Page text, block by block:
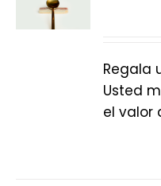
Regala
Usted
el valor